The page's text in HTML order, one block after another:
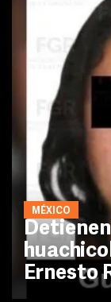
MÉXICO
Ernesto